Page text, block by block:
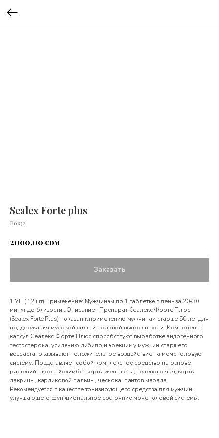
Sealex Forte plus
Воз32
2000,00 сом
Заказать
1 УП ( 12 шт) Применение: Мужчинам по 1 таблетке в день за 20-30
минут до близости . Описание : Препарат Сеалекс Форте Плюс
(Sealex Forte Plus) показан к применению мужчинам старше 50 лет для
поддержания мужской силы и половой выносливости. Компоненты
капсул Сеалекс Форте Плюс способствуют выработке эндогенного
тестостерона, усилению либидо и эрекции у мужчин старшего
возраста, оказывают положительное воздействие на мочеполовую
систему. Представляет собой комплексное средство на основе
растений - коры йохимбе, корня женьшеня, зеленого чая, корня
лакрицы, карликовой пальмы, чеснока, пантов марала.
Рекомендуется в качестве тонизирующего средства для мужчин,
улучшающего функциональное состояние мочеполовой системы.